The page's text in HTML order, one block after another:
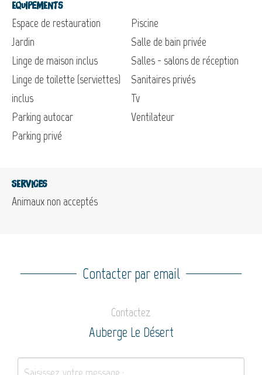
Equipements
Espace de restauration
Jardin
Linge de maison inclus
Linge de toilette (serviettes)
inclus
Parking autocar
Parking privé
Piscine
Salle de bain privée
Salles - salons de réception
Sanitaires privés
Tv
Ventilateur
Services
Animaux non acceptés
Contacter par email
Contactez
Auberge Le Désert